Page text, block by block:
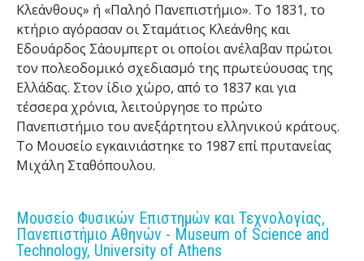
Κλεάνθους» ή «Παληό Πανεπιστήμιo». Το 1831, το
κτήριο αγόρασαν οι Σταμάτιος Κλεάνθης και
Εδουάρδος Σάουμπερτ οι οποίοι ανέλαβαν πρώτοι
τον πολεοδομικό σχεδιασμό της πρωτεύουσας της
Ελλάδας. Στον ίδιο χώρο, από το 1837 και για
τέσσερα χρόνια, λειτούργησε το πρώτο
Πανεπιστήμιο του ανεξάρτητου ελληνικού κράτους.
Το Μουσείο εγκαινιάστηκε το 1987 επί πρυτανείας
Μιχάλη Σταθόπουλου.
Μουσείο Φυσικών Επιστημών και Τεχνολογίας,
Πανεπιστήμιο Αθηνών - Museum of Science and
Technology, University of Athens